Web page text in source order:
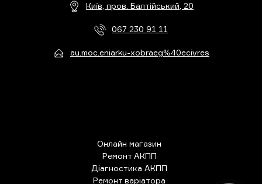
Київ, пров. Балтійський, 20
067 230 91 11
au.moc.eniarku-xobraeg%40ecivres
Онлайн магазин
Ремонт АКПП
Діагностика АКПП
Ремонт варіатора